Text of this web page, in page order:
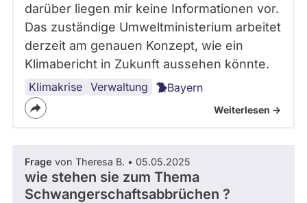
darüber liegen mir keine Informationen vor.
Das zuständige Umweltministerium arbeitet
derzeit am genauen Konzept, wie ein
Klimabericht in Zukunft aussehen könnte.
Klimakrise Verwaltung
Bürokratie Bayern
Weiterlesen ->
Frage von Theresa B. • 05.05.2025
wie stehen sie zum Thema
Schwangerschaftsabbrüchen ?